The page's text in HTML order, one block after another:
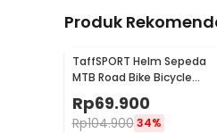
Produk
TaffSPORT Helm Sepeda
MTB Road Bike Bicycle
Helmet 21 Air Vent - X10
Rp69.900
Rp104.900 34%